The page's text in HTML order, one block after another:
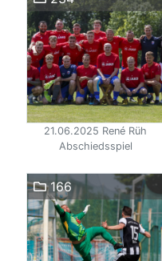
21.06.2025 René Rüh
Abschiedsspiel
166